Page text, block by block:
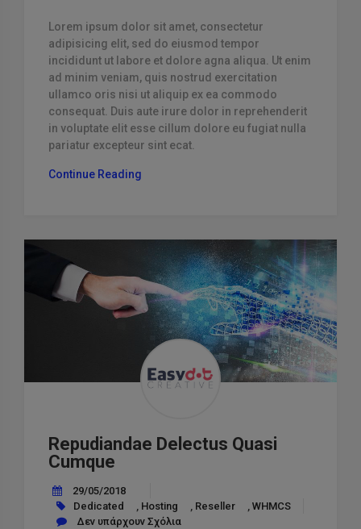
Lorem ipsum dolor sit amet, consectetur
adipisicing elit, sed do eiusmod tempor
incididunt ut labore et dolore agna aliqua. Ut enim
ad minim veniam, quis nostrud exercitation
ullamco oris nisi ut aliquip ex ea commodo
consequat. Duis aute irure dolor in reprehenderit
in voluptate elit esse cillum dolore eu fugiat nulla
pariatur excepteur sint ecat.
Continue Reading
Illo
Quidem
Minus”
Repudiandae Delectus Quasi
Cumque
29/05/2018
Dedicated
, Hosting , Reseller , WHMCS
Δεν υπάρχουν Σχόλια